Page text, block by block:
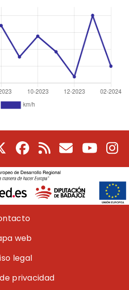
Facebook
RSS CorreoYoutube
web
legal
privacidad